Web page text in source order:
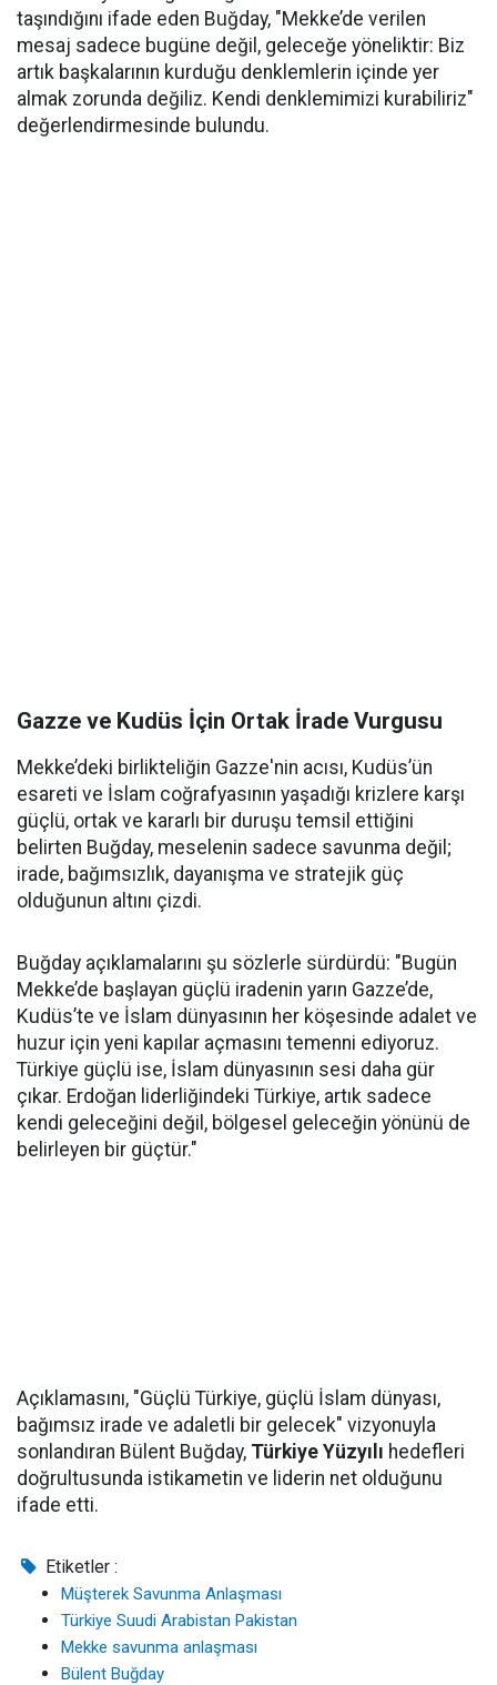
taşındığını ifade eden Buğday, "Mekke’de verilen
mesaj sadece bugüne değil, geleceğe yöneliktir: Biz
artık başkalarının kurduğu denklemlerin içinde yer
almak zorunda değiliz. Kendi denklemimizi kurabiliriz"
değerlendirmesinde bulundu.
Gazze ve Kudüs İçin Ortak İrade Vurgusu
Mekke’deki birlikteliğin Gazze'nin acısı, Kudüs’ün
esareti ve İslam coğrafyasının yaşadığı krizlere karşı
güçlü, ortak ve kararlı bir duruşu temsil ettiğini
belirten Buğday, meselenin sadece savunma değil;
irade, bağımsızlık, dayanışma ve stratejik güç
olduğunun altını çizdi.
Buğday açıklamalarını şu sözlerle sürdürdü: "Bugün
Mekke’de başlayan güçlü iradenin yarın Gazze’de,
Kudüs’te ve İslam dünyasının her köşesinde adalet ve
huzur için yeni kapılar açmasını temenni ediyoruz.
Türkiye güçlü ise, İslam dünyasının sesi daha gür
çıkar. Erdoğan liderliğindeki Türkiye, artık sadece
kendi geleceğini değil, bölgesel geleceğin yönünü de
belirleyen bir güçtür."
Açıklamasını, "Güçlü Türkiye, güçlü İslam dünyası,
bağımsız irade ve adaletli bir gelecek" vizyonuyla
sonlandıran Bülent Buğday, Türkiye Yüzyılı hedefleri
doğrultusunda istikametin ve liderin net olduğunu
ifade etti.
Etiketler :
Müşterek Savunma Anlaşması
Türkiye Suudi Arabistan Pakistan
Mekke savunma anlaşması
Bülent Buğday